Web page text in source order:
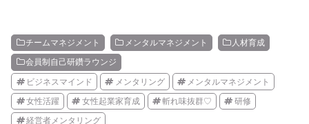
チームマネジメント メンタルマネジメント 人材育成
会員制自己研鑽ラウンジ
ビジネスマインド メンタリング メンタルマネジメント
女性活躍 女性起業家育成 斬れ味抜群♡ 研修
経営者メンタリング